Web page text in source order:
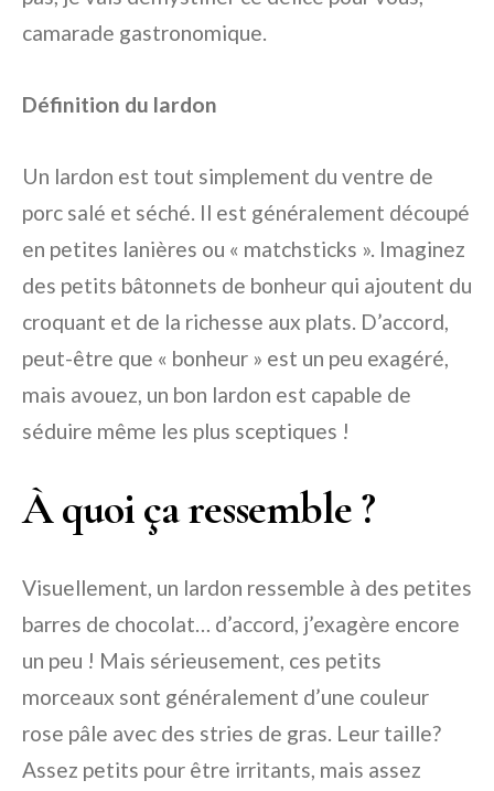
camarade gastronomique.
Définition du lardon
Un lardon est tout simplement du ventre de
porc salé et séché. Il est généralement découpé
en petites lanières ou « matchsticks ». Imaginez
des petits bâtonnets de bonheur qui ajoutent du
croquant et de la richesse aux plats. D’accord,
peut-être que « bonheur » est un peu exagéré,
mais avouez, un bon lardon est capable de
séduire même les plus sceptiques !
À quoi ça ressemble ?
Visuellement, un lardon ressemble à des petites
barres de chocolat… d’accord, j’exagère encore
un peu ! Mais sérieusement, ces petits
morceaux sont généralement d’une couleur
rose pâle avec des stries de gras. Leur taille?
Assez petits pour être irritants, mais assez